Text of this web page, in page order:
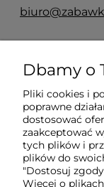
O nas
Obsługa
Pomoc
Dbamy o
Pliki cookies i
poprawne
dostosować
zaakceptować
tych plików i
plików do
"Dostosuj
Więcej o